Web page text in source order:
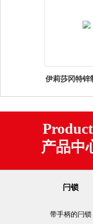
伊莉莎冈特锌
产品中
闩锁
带手柄的闩锁